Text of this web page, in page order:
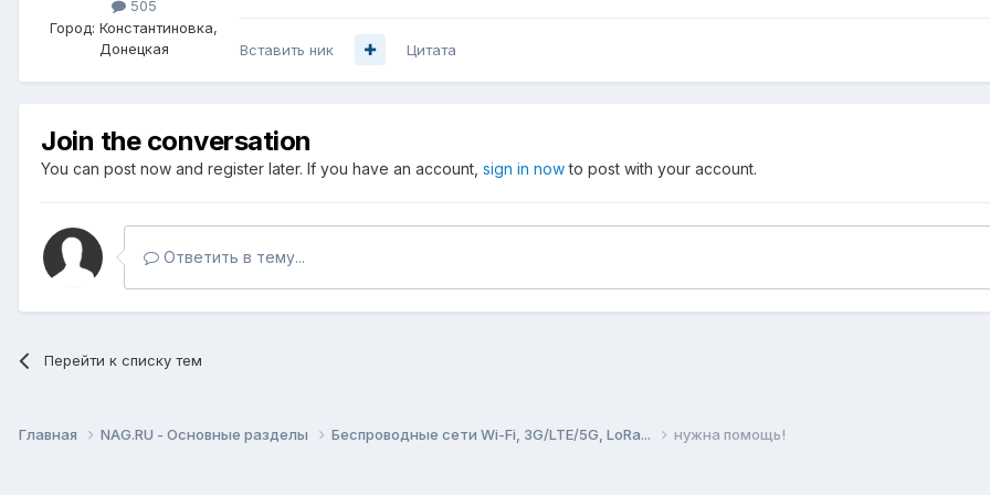
505
Город: Константиновка,
Донецкая
Вставить ник Цитата
Join the conversation
You can post now and register later. If you have an account, sign in nowto post with your account.
Ответить в тему...
Перейти к списку тем
Главная NAG.RU - Основные разделы Беспроводные сети Wi-Fi, 3G/LTE/5G, LoRa... нужна помощь!